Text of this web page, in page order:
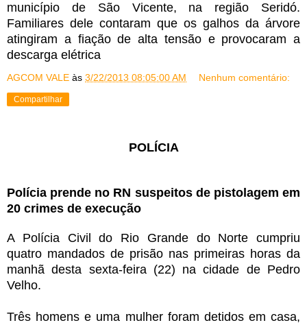
município de
São Vicente, na região Seridó.
Familiares dele contaram que os galhos da árvore
atingiram a fiação de alta tensão e provocaram a
descarga elétrica
AGCOM VALE às 3/22/2013 08:05:00 AM Nenhum comentário:
Compartilhar
POLÍCIA
Polícia prende no RN suspeitos de pistolagem em
20 crimes de execução
A Polícia Civil do Rio Grande do Norte cumpriu
quatro mandados de prisão nas primeiras horas da
manhã desta sexta-feira (22) na cidade de Pedro
Velho.
Três homens e uma mulher foram detidos em casa,